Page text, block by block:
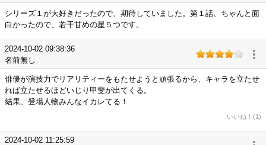
シリーズ１が大好きだったので、期待していました。第１話、ちゃんと面
白かったので、若干甘めの星５つです。
2024-10-02 09:38:36
名前無し
俳優が演技力でリアリティーをもたせようと頑張るから、キャラを立たせ
れば立たせるほどいじり甲斐が出てくる。
結果、登場人物みんなイカレてる！
いいね！(1)
2024-10-02 11:25:59